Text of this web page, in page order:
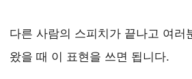
다른 사람의 스피치가 끝나고 여러
왔을 때 이 표현을 쓰면 됩니다.